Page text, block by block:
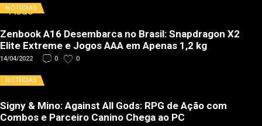
NOTÍCIAS
Zenbook A16 Desembarca no Brasil: Snapdragon X2
Elite Extreme e Jogos AAA em Apenas 1,2 kg
14/04/2022 0 0
NOTÍCIAS
Signy & Mino: Against All Gods: RPG de Ação com
Combos e Parceiro Canino Chega ao PC